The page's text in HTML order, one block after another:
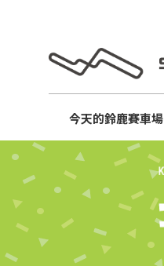
今天的鈴鹿賽車場